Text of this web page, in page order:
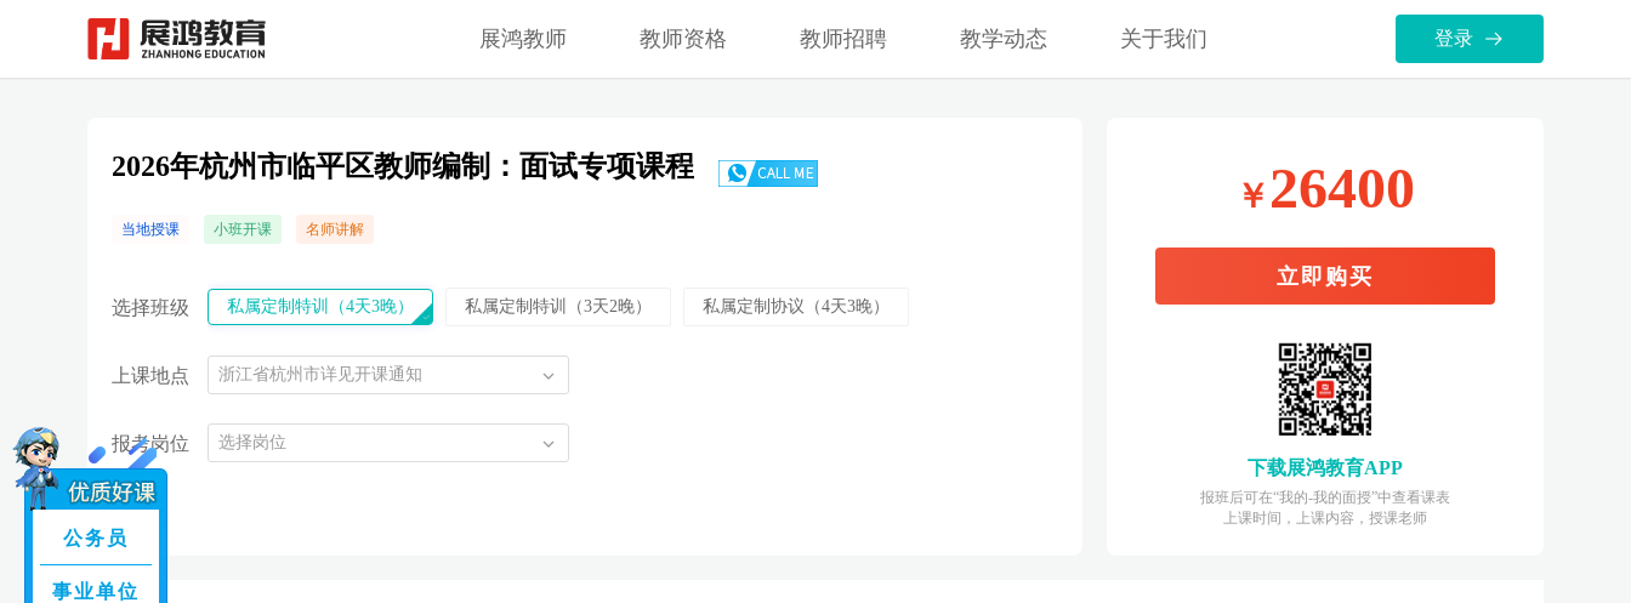
2026年杭州市临平区教师编制：面试专项课程
当地授课 小班开课 名师讲解
选择班级 私属定制特训（4天3晚） 私属定制特训（3天2晚） 私属定制协议（4天3晚）
上课地点 浙江省杭州市详见开课通知
报考岗位 选择岗位
￥26400
立即购买
下载展鸿教育APP
报班后可在“我的-我的面授”中查看课表
上课时间，上课内容，授课老师
公务员
事业单位
展鸿教师 教师资格 教师招聘 教学动态 关于我们 登录